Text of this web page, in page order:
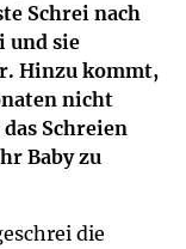
Schrei nach
und sie
Hinzu kommt,
nicht
Schreien
Baby zu
die